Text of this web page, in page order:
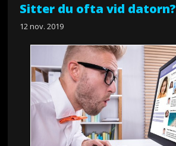
Sitter du ofta vid datorn?
12 nov. 2019